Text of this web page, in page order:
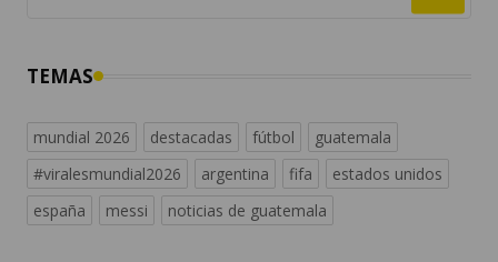
TEMAS
mundial 2026 destacadas fútbol
guatemala
#viralesmundial2026
argentina fifa
estados unidos
españa
messi noticias de guatemala